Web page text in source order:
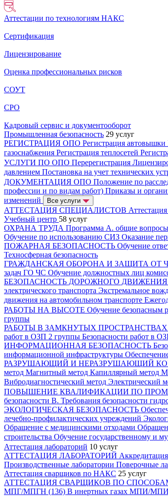
Аттестации по технологиям НАКС
Сертификация
Лицензирование
Оценка профессиональных рисков
СОУТ
СРО
Кадровый сервис и документооборот
Промышленная безопасность 29 услуг
РЕГИСТРАЦИЯ ОПО Регистрация автовышки
газоснабжения Регистрация теплосетей
УСЛУГИ ПО ОПО Перерегистрация
давлением Постановка на учет технических
ДОКУМЕНТАЦИЯ ОПО Положение по
профессии и по видам работ) Приказы и
изменений
Все услуги
АТТЕСТАЦИЯ СПЕЦИАЛИСТОВ
Учебный центр 58 услуг
ОХРАНА ТРУДА Программа А. общие вопросы
Обучение по использованию СИЗ Оказание
ПОЖАРНАЯ БЕЗОПАСНОСТЬ Обучение
Техносферная безопасность
ГРАЖДАНСКАЯ ОБОРОНА И ЗАЩИТА ОТ
задач ГО ЧС Обучение должностных лиц
БЕЗОПАСНОСТЬ ДОРОЖНОГО ДВИЖЕНИЯ
электрического транспорта Экстремальное
движения на автомобильном транспорте
РАБОТЫ НА ВЫСОТЕ Обучение безопасным
группы
РАБОТЫ В ЗАМКНУТЫХ ПРОСТРАНСТВАХ
работ в ОЗП 2 группы Безопасности работ в
ИНФОРМАЦИОННАЯ БЕЗОПАСНОСТЬ
информационной инфраструктуры
РАЗРУШАЮЩИЙ И НЕРАЗРУШАЮЩИЙ
метод Магнитный метод Капиллярный метод
Вибродиагностический метод Электрический
ПОВЫШЕНИЕ КВАЛИФИКАЦИИ ПО
безопасности В. Требования безопасности
ЭКОЛОГИЧЕСКАЯ БЕЗОПАСНОСТЬ
лечебно-профилактических учреждений
Обращение с медицинскими отходами
строительства Обучение государственному и
Аттестация лабораторий 10 услуг
АТТЕСТАЦИЯ ЛАБОРАТОРИЙ
Производственные лаборатории Поверочные
Аттестация сварщиков по НАКС 25 услуг
АТТЕСТАЦИЯ СВАРЩИКОВ ПО
МПГ/МПГН (136) В инертных газах МПИ/